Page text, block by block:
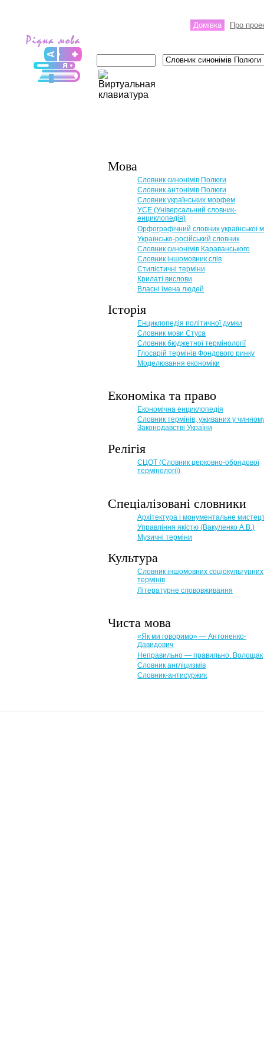
Домівка Про
Мова
Словник синонімів Полюги
Словник антонімів Полюги
Словник українських морфем
УСЕ (Універсальний словник-
енциклопедія)
Орфографічний словник української
Українсько-російський словник
Словник синонімів Караванського
Словник іншомовник слів
Стилістичні терміни
Крилаті вислови
Власні імена людей
Історія
Енциклопедія політичної думки
Словник мови Стуса
Словник бюджетної термінології
Глосарій термінів Фондового ринку
Моделювання економіки
Економіка та право
Eкономічна енциклопедія
Словник термінів, уживаних у
Законодавстві України
Релігія
СЦОТ (Словник церковно-обрядової
термінології)
Спеціалізовані словники
Архітектура і монументальне
Управління якістю (Вакуленко А.В.)
Музичні терміни
Культура
Словник іншомовних соціокультурних
термінів
Літературне слововживання
Чиста мова
«Як ми говоримо» — Антоненко-
Давидович
Неправильно — правильно. Волощак
Словник англіцизмів
Словник-антисуржик